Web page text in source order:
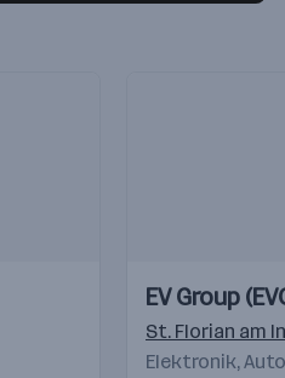
Videos
Einblicke
Einblicke
EV Group
St. Florian am
Elektronik,